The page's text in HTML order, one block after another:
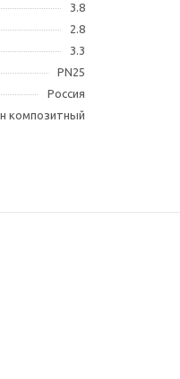
3.8
2.8
3.3
PN25
Россия
композитный